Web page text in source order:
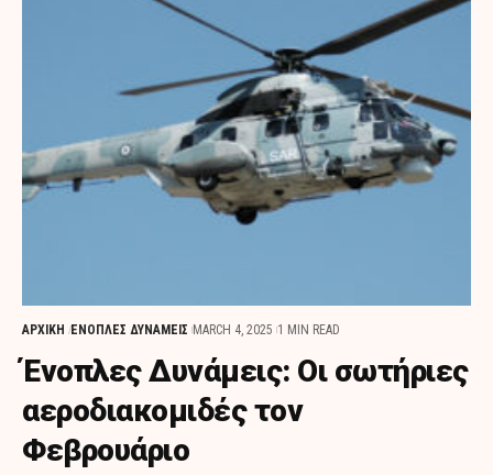
ΑΡΧΙΚΗ ΕΝΟΠΛΕΣ ΔΥΝΑΜΕΙΣ MARCH 4, 2025 1 MIN READ
Ένοπλες Δυνάμεις: Οι σωτήριες
αεροδιακομιδές τον
Φεβρουάριο